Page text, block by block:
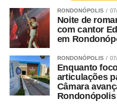
RONDONÓPOLIS
Noite de
com cantor
em
RONDONÓPOLIS
Enquanto
articulações
Câmara
Rondonópolis